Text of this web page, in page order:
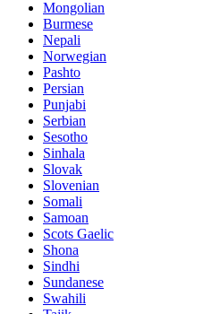
Mongolian
Burmese
Nepali
Norwegian
Pashto
Persian
Punjabi
Serbian
Sesotho
Sinhala
Slovak
Slovenian
Somali
Samoan
Scots Gaelic
Shona
Sindhi
Sundanese
Swahili